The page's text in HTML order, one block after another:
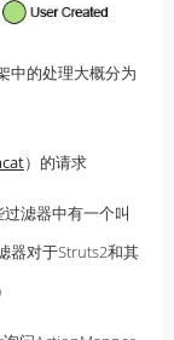
中的处理大概分为
）的请求
滤器中有一个叫
器对于Struts2和其